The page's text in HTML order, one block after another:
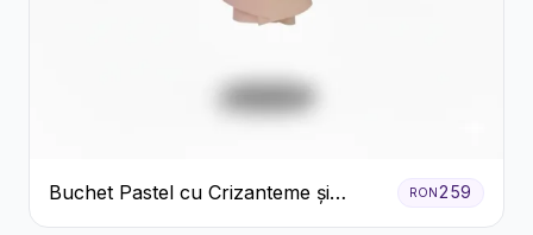
Buchet Pastel cu Crizanteme și
Garoafe
RON259